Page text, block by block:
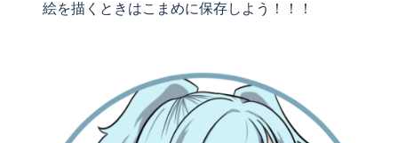
絵を描くときはこまめに保存しよう！！！